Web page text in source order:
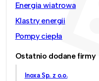
Energia wiatrowa
Klastry energii
Pompy ciepła
Ostatnio dodane firmy
Inoxa Sp. z o.o.